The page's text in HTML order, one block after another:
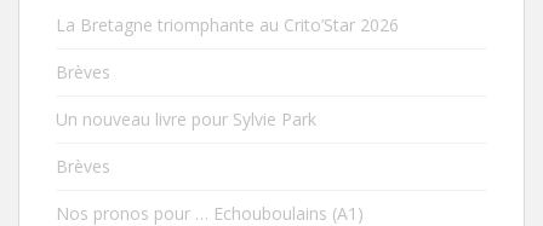
La Bretagne triomphante au Crito’Star 2026
Brèves
Un nouveau livre pour Sylvie Park
Brèves
Nos pronos pour … Echouboulains (A1)